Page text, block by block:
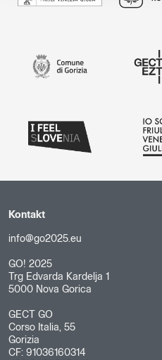
Kontakt
info@go2025.eu
GO! 2025
Trg Edvarda Kardelja 1
5000 Nova Gorica
GECT GO
Corso Italia, 55
Gorizia
CF: 91036160314